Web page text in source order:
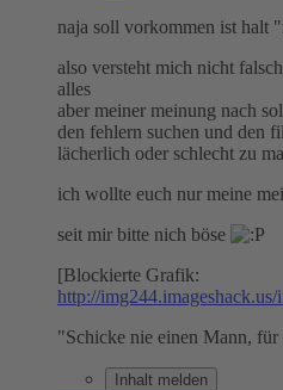
naja soll vorkommen ist halt
also versteht mich nicht
alles
aber meiner meinung nach
den fehlern suchen und den
lächerlich oder schlecht zu
ich wollte euch nur meine
seit mir bitte nich böse
[Blockierte Grafik:
http://
"Schicke nie einen Mann,
Inhalt melden